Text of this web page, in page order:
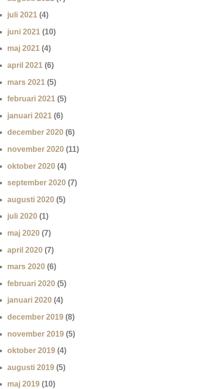
juli 2021 (4)
juni 2021 (10)
maj 2021 (4)
april 2021 (6)
mars 2021 (5)
februari 2021 (5)
januari 2021 (6)
december 2020 (6)
november 2020 (11)
oktober 2020 (4)
september 2020 (7)
augusti 2020 (5)
juli 2020 (1)
maj 2020 (7)
april 2020 (7)
mars 2020 (6)
februari 2020 (5)
januari 2020 (4)
december 2019 (8)
november 2019 (5)
oktober 2019 (4)
augusti 2019 (5)
maj 2019 (10)